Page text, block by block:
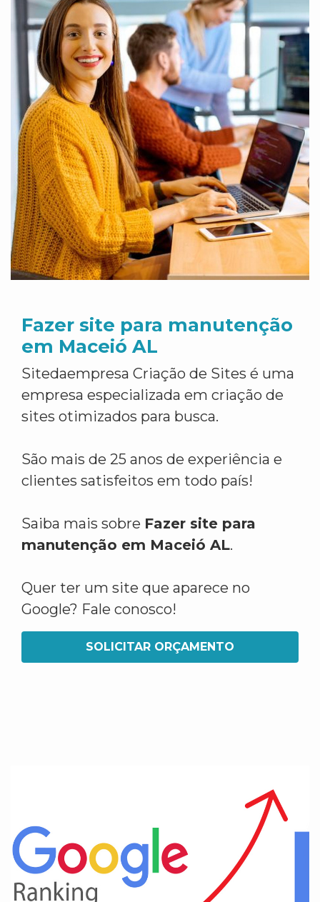
Fazer site para manutenção
em Maceió AL
Sitedaempresa Criação de Sites é uma
empresa especializada em criação de
sites otimizados para busca.
São mais de 25 anos de experiência e
clientes satisfeitos em todo país!
Saiba mais sobre Fazer site para
manutenção em Maceió AL.
Quer ter um site que aparece no
Google? Fale conosco!
SOLICITAR ORÇAMENTO